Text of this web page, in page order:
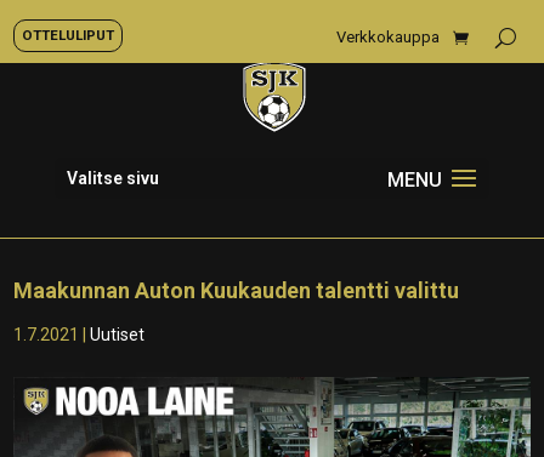
OTTELULIPUT Verkkokauppa
Valitse sivu
Maakunnan Auton Kuukauden talentti valittu
1.7.2021 |Uutiset